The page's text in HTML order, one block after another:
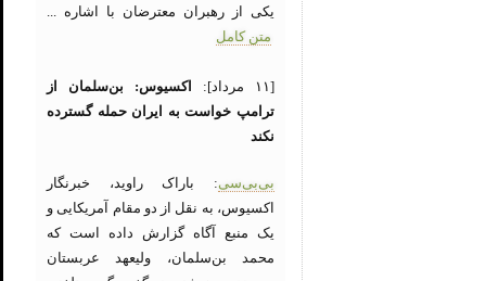
یکی از رهبران معترضان با اشاره ...
متن کامل
[۱۱ مرداد]:
اکسیوس: بن‌سلمان از
ترامپ خواست به ایران حمله گسترده
نکند
بی‌بی‌سی: باراک راوید، خبرنگار
اکسیوس، به نقل از دو مقام آمریکایی و
یک منبع آگاه گزارش داده است که
محمد بن‌سلمان، ولیعهد عربستان